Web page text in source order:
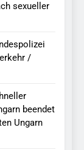
sexueller
/
beendet
Ungarn